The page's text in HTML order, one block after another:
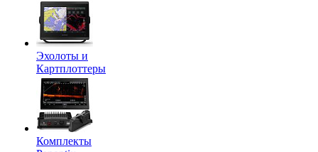
Эхолоты и
Картплоттеры
Комплекты